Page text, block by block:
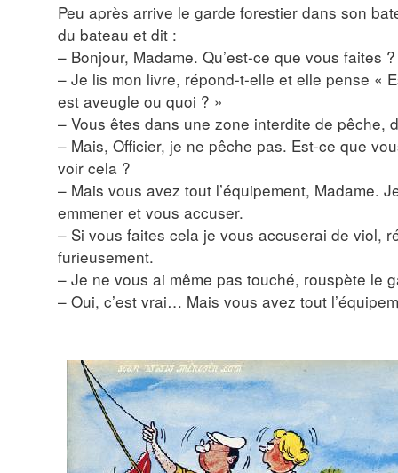
Peu après arrive le garde forestier dans son
du bateau et dit :
– Bonjour, Madame. Qu’est-ce que vous faites ?
– Je lis mon livre, répond-t-elle et elle pense «
est aveugle ou quoi ? »
– Vous êtes dans une zone interdite de pêche,
– Mais, Officier, je ne pêche pas. Est-ce que
voir cela ?
– Mais vous avez tout l’équipement, Madame.
emmener et vous accuser.
– Si vous faites cela je vous accuserai de viol,
furieusement.
– Je ne vous ai même pas touché, rouspète le
– Oui, c’est vrai… Mais vous avez tout